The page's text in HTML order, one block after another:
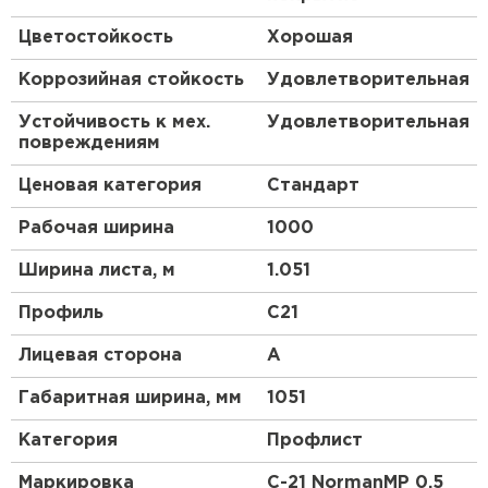
материал.
Жёсткость и несущую способность
профлиста можно обеспечить, выбрав ту или
можно обработать ремонтной эмалью, а
Продолжительный срок эксплуатации — до 50
лет*.
Цветостойкость Хорошая
Коррозийная стойкость Удовлетворительная
Устойчивость к мех.
повреждениям
Удовлетворительная
Ценовая категория Стандарт
Рабочая ширина 1000
Ширина листа, м 1.051
Профиль C21
Лицевая сторона A
Габаритная ширина, мм 1051
Категория Профлист
Маркировка С-21 NormanMP 0.5
Рулонная кровля